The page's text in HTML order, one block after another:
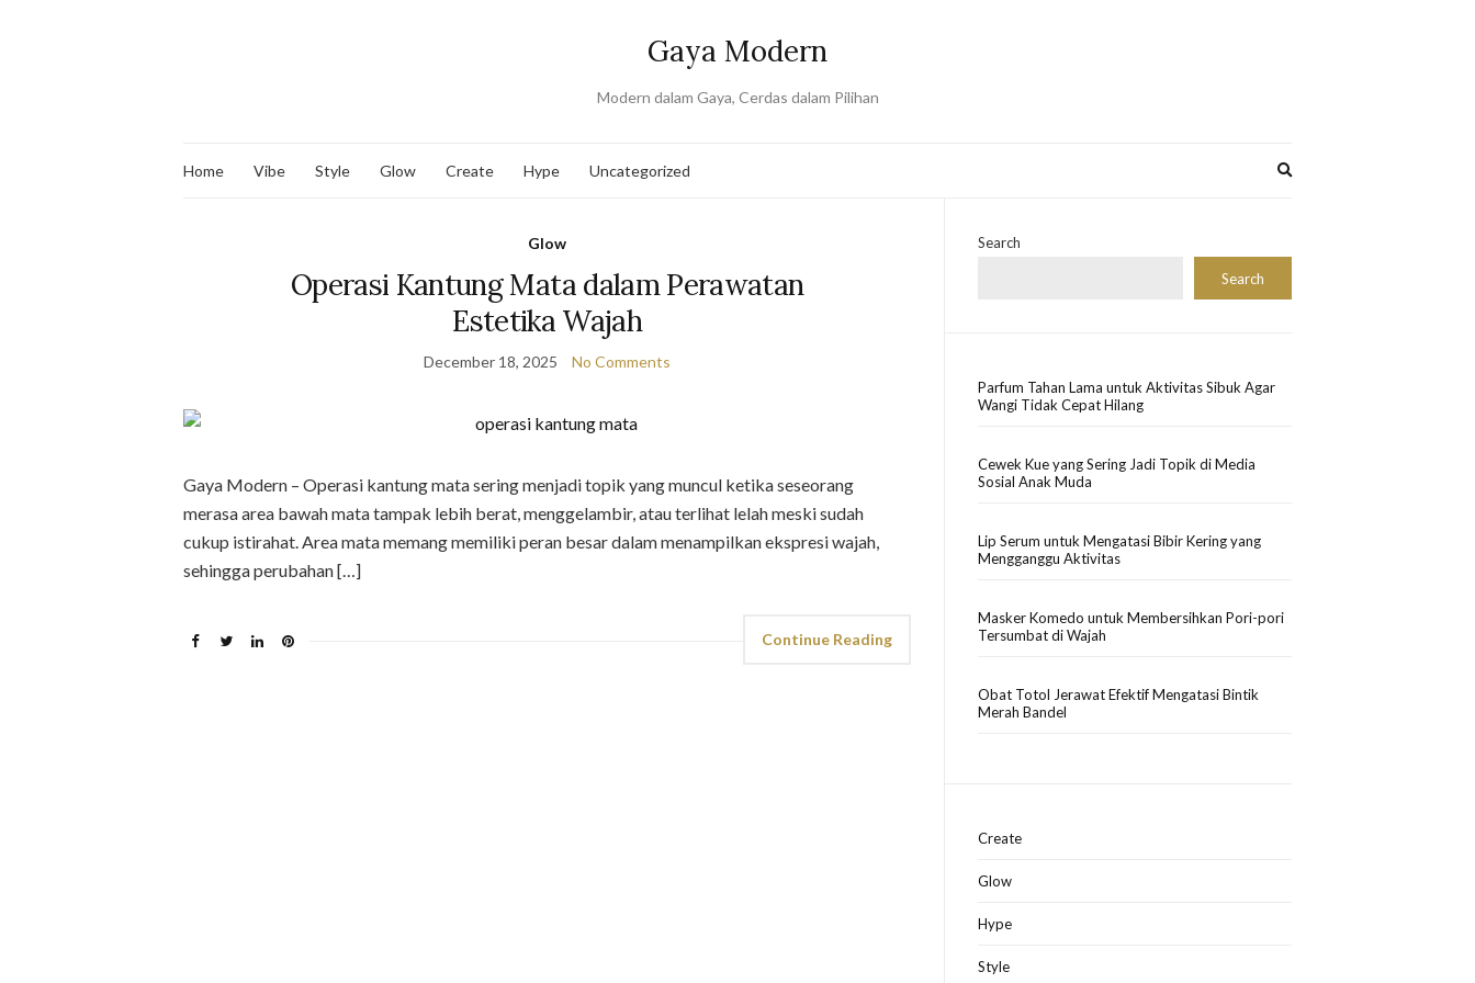
Gaya Modern
Modern dalam Gaya, Cerdas dalam Pilihan
Home Vibe Style Glow Create Hype Uncategorized
Glow
Operasi Kantung Mata dalam Perawatan
Estetika Wajah
December 18, 2025 No Comments
Gaya Modern – Operasi kantung mata sering menjadi topik yang muncul ketika seseorang
merasa area bawah mata tampak lebih berat, menggelambir, atau terlihat lelah meski sudah
cukup istirahat. Area mata memang memiliki peran besar dalam menampilkan ekspresi wajah,
sehingga perubahan […]
Continue Reading
Search
Search
Parfum Tahan Lama untuk Aktivitas Sibuk Agar
Wangi Tidak Cepat Hilang
Cewek Kue yang Sering Jadi Topik di Media
Sosial Anak Muda
Lip Serum untuk Mengatasi Bibir Kering yang
Mengganggu Aktivitas
Masker Komedo untuk Membersihkan Pori-pori
Tersumbat di Wajah
Obat Totol Jerawat Efektif Mengatasi Bintik
Merah Bandel
Create
Glow
Hype
Style